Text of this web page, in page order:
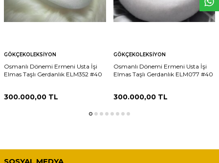
GÖKÇEKOLEKSIYON
Osmanlı Dönemi Ermeni Usta İşi
Elmas Taşlı Gerdanlık ELM352 #40
300.000,00 TL
GÖKÇEKOLEKSIYON
Osmanlı Dönemi Ermeni Usta İşi
Elmas Taşlı Gerdanlık ELM077 #40
300.000,00TL